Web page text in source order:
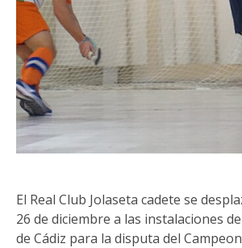
El Real Club Jolaseta cadete se
26 de diciembre a las instalaciones
de Cádiz para la disputa del